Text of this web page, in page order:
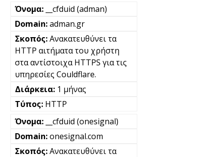
__cfduid (adman)
adman.gr
Ανακατευθύνει τα
HTTP αιτήματα του χρήστη
στα αντίστοιχα HTTPS για τις
υπηρεσίες Couldflare.
1 μήνας
HTTP
__cfduid (onesignal)
onesignal.com
Ανακατευθύνει τα